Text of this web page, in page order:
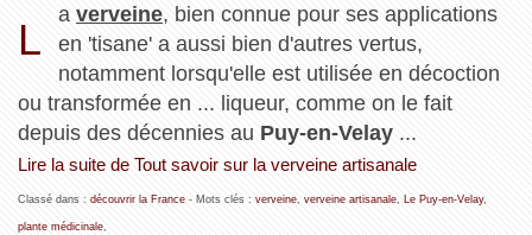
L
averveine, bien connue pour ses applications
en 'tisane' a aussi bien d'autres vertus,
notamment lorsqu'elle est utilisée en décoction
ou transformée en ... liqueur, comme on le fait
depuis des décennies au Puy-en-Velay...
Lire la suite de Tout savoir sur la verveine artisanale
Classé dans : découvrir la France- Mots clés : verveine, verveine artisanale, Le Puy-en-Velay,
plante médicinale,